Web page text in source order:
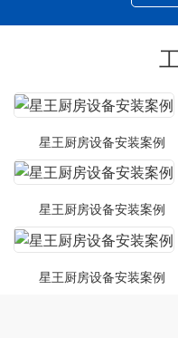
星王厨房设备安装案例
星王厨房设备安装案例
星王厨房设备安装案例